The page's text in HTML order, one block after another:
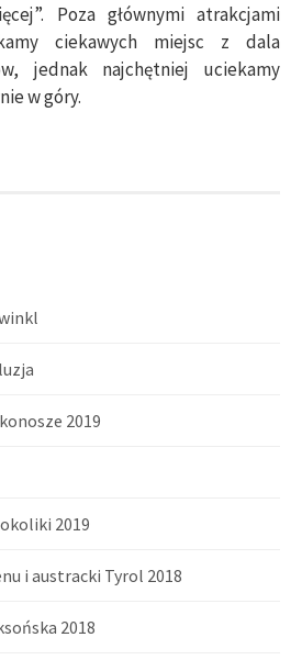
Poza głównymi atrakcjami
ciekawych miejsc z dala
jednak najchętniej uciekamy
w góry.
2019
2019
i austracki Tyrol 2018
2018